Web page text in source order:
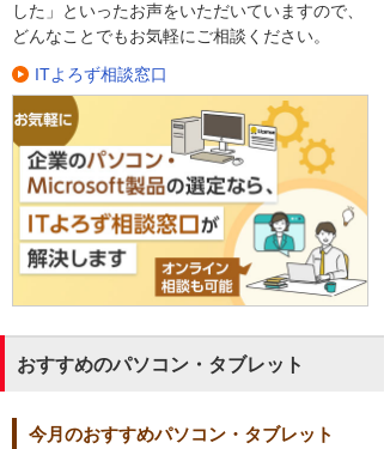
した」といったお声をいただいていますので、
どんなことでもお気軽にご相談ください。
ITよろず相談窓口
おすすめのパソコン・タブレット
今月のおすすめパソコン・タブレット